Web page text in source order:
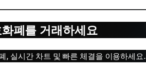
폐를 거래하세요
, 실시간 차트 및 빠른 체결을 이용하세요.